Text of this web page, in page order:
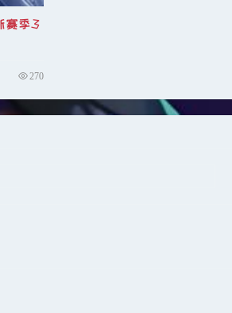
→去军营→走丢包。
赛季3
270